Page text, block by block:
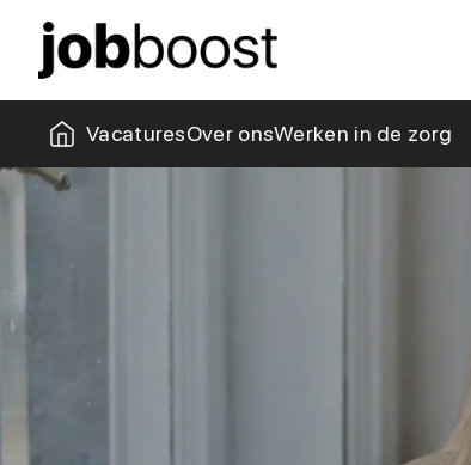
VacaturesOver ons
Missie & visie
KantoorWerken in de zorg
Zorgblogs